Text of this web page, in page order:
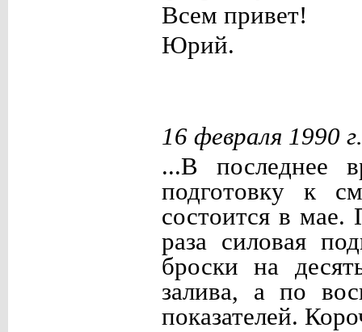
Всем привет!
Юрий.
16 февраля 1990 г.
...В последнее
подготовку к
состоится в мае.
раза силовая
броски на
залива, а по
показателей.